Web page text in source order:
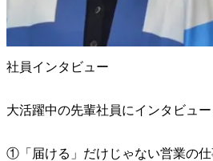
社員インタビュー
大活躍中の先輩社員にインタビュー
①「届ける」だけじゃない営業の